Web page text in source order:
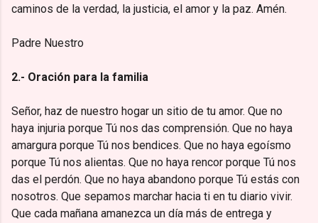
caminos de la verdad, la justicia, el amor y la paz. Amén.
Padre Nuestro
2.- Oración para la familia
Señor, haz de nuestro hogar un sitio de tu amor. Que no
haya injuria porque Tú nos das comprensión. Que no haya
amargura porque Tú nos bendices. Que no haya egoísmo
porque Tú nos alientas. Que no haya rencor porque Tú nos
das el perdón. Que no haya abandono porque Tú estás con
nosotros. Que sepamos marchar hacia ti en tu diario vivir.
Que cada mañana amanezca un día más de entrega y